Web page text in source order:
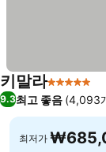
키말라5 성급
9.3최고 좋음 (4,093
최저가